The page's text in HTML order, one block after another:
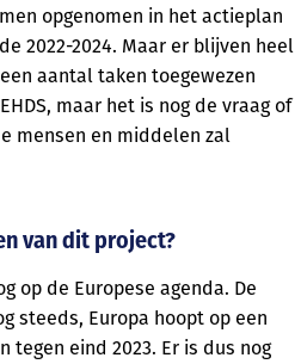
opgenomen in het actieplan
2022-2024. Maar er blijven heel
aantal taken toegewezen
maar het is nog de vraag of
mensen en middelen zal
van dit project?
op de Europese agenda. De
steeds, Europa hoopt op een
eind 2023. Er is dus nog